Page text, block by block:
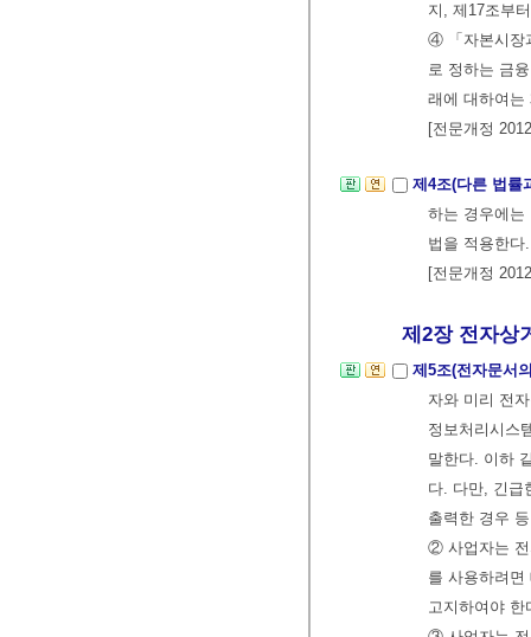
지, 제17조부
④ 「자본시장
로 정하는 금
래에 대하여는
[전문개정
제4조(다른 법률
하는 경우에는
법을 적용한다.
[전문개정
제2장 전자상거
제5조(전자문서
자와 미리 전
정보처리시스
말한다. 이하
다. 다만, 긴급
출력한 경우
② 사업자는 전
를 사용하려
고지하여야 한